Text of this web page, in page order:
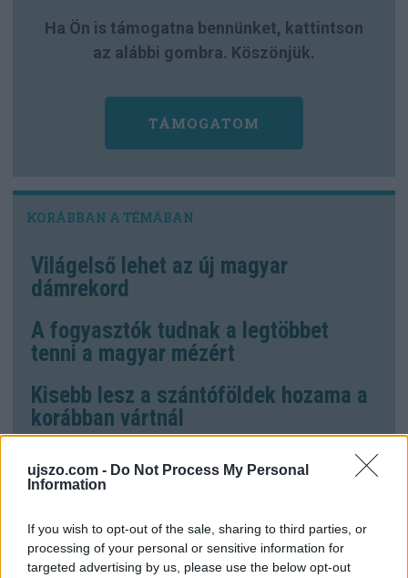
ujszo.com - Do Not Process My Personal
Information
If you wish to opt-out of the sale, sharing to third parties, or
processing of your personal or sensitive information for
targeted advertising by us, please use the below opt-out
Ha Ön is támogatna bennünket, kattintson
az alábbi gombra. Köszönjük.
TÁMOGATOM
Világelső lehet az új magyar
dámrekord
A fogyasztók tudnak a legtöbbet
tenni a magyar mézért
Kisebb lesz a szántóföldek hozama a
korábban vártnál
HOZZÁSZÓLÁSOK